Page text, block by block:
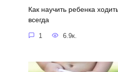
Как научить ребенка
всегда
1 6.9к.